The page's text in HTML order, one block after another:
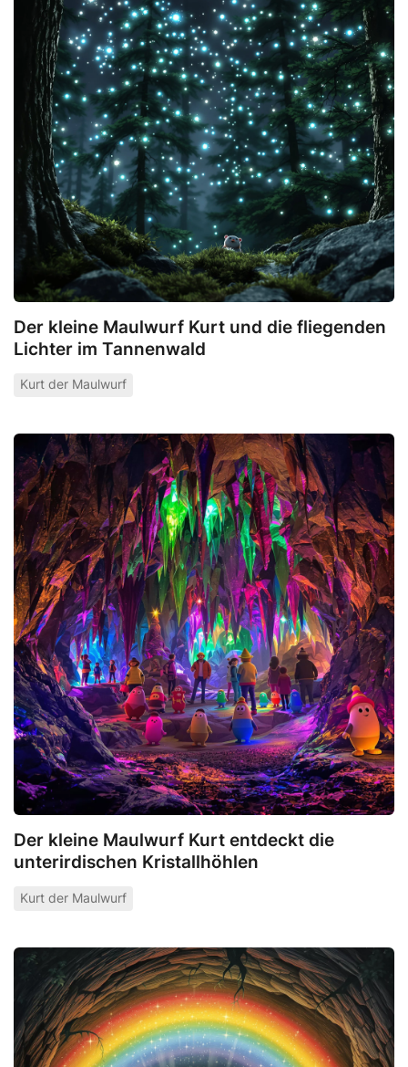
Der kleine Maulwurf Kurt und die fliegenden
Lichter im Tannenwald
Kurt der Maulwurf
Der kleine Maulwurf Kurt entdeckt die
unterirdischen Kristallhöhlen
Kurt der Maulwurf